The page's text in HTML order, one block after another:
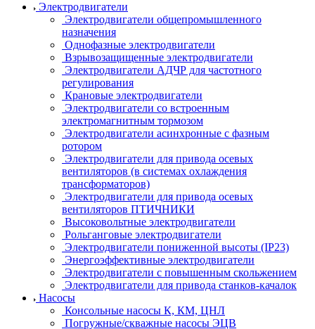
Электродвигатели
Электродвигатели общепромышленного
назначения
Однофазные электродвигатели
Взрывозащищенные электродвигатели
Электродвигатели АДЧР для частотного
регулирования
Крановые электродвигатели
Электродвигатели со встроенным
электромагнитным тормозом
Электродвигатели асинхронные с фазным
ротором
Электродвигатели для привода осевых
вентиляторов (в системах охлаждения
трансформаторов)
Электродвигатели для привода осевых
вентиляторов ПТИЧНИКИ
Высоковольтные электродвигатели
Рольганговые электродвигатели
Электродвигатели пониженной высоты (IP23)
Энергоэффективные электродвигатели
Электродвигатели с повышенным скольжением
Электродвигатели для привода станков-качалок
Насосы
Консольные насосы К, КМ, ЦНЛ
Погружные/скважные насосы ЭЦВ